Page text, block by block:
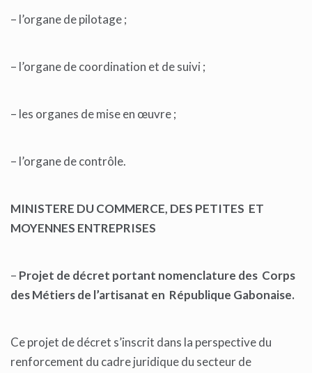
– l’organe de pilotage ;
– l’organe de coordination et de suivi ;
– les organes de mise en œuvre ;
– l’organe de contrôle.
MINISTERE DU COMMERCE, DES PETITES ET
MOYENNES ENTREPRISES
– Projet de décret portant nomenclature des Corps
des Métiers de l’artisanat en République Gabonaise.
Ce projet de décret s’inscrit dans la perspective du
renforcement du cadre juridique du secteur de